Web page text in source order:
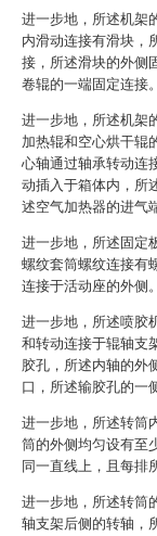
进一步地，所述机架
内滑动连接有滑块，
接，所述滑块的外侧
卷辊的一端固定连接。
进一步地，所述机架
加热辊和空心烘干辊
心轴通过轴承转动连
动插入于箱体内，所
述空气加热器的进气
进一步地，所述固定
螺纹套筒螺纹连接有
连接于活动座的外侧。
进一步地，所述喷胶
和转动连接于辊轴支
胶孔，所述内轴的外
口，所述输胶孔的一
进一步地，所述转筒
筒的外侧均匀设有至
同一直线上，且每排
进一步地，所述转筒
轴支架后侧的转轴，